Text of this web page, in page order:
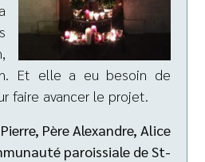
Et elle a eu besoin de
faire avancer le projet.
Père Alexandre, Alice
paroissiale de St-